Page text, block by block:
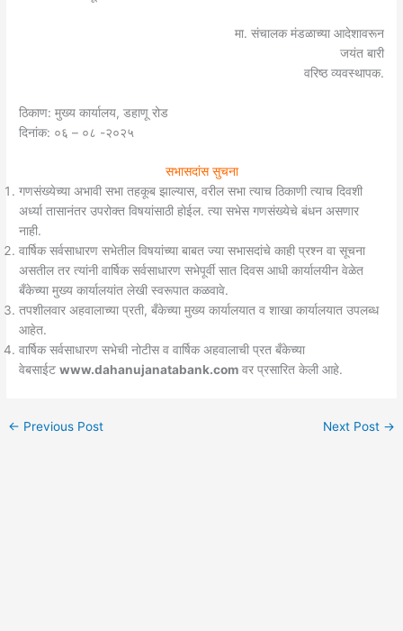
मा. संचालक मंडळाच्या आदेशावरून
जयंत बारी
वरिष्ठ व्यवस्थापक.
ठिकाण: मुख्य कार्यालय, डहाणू रोड
दिनांक: ०६ – ०८ -२०२५
सभासदांस सुचना
गणसंख्येच्या अभावी सभा तहकूब झाल्यास, वरील सभा त्याच ठिकाणी त्याच दिवशी
अर्ध्या तासानंतर उपरोक्त विषयांसाठी होईल. त्या सभेस गणसंख्येचे बंधन असणार
नाही.
वार्षिक सर्वसाधारण सभेतील विषयांच्या बाबत ज्या सभासदांचे काही प्रश्न वा सूचना
असतील तर त्यांनी वार्षिक सर्वसाधारण सभेपूर्वी सात दिवस आधी कार्यालयीन वेळेत
बँकेच्या मुख्य कार्यालयांत लेखी स्वरूपात कळवावे.
तपशीलवार अहवालाच्या प्रती, बँकेच्या मुख्य कार्यालयात व शाखा कार्यालयात उपलब्ध
आहेत.
वार्षिक सर्वसाधारण सभेची नोटीस व वार्षिक अहवालाची प्रत बँकेच्या
वेबसाईटwww.dahanujanatabank.com वर प्रसारित केली आहे.
← Previous Post Next Post →